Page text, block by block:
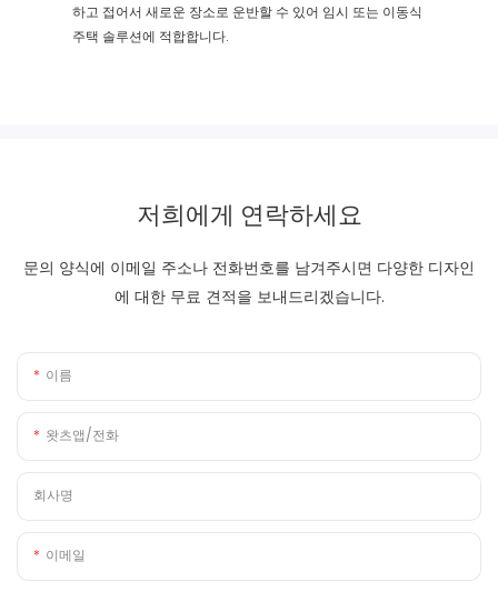
하고 접어서 새로운 장소로 운반할 수 있어 임시 또는 이동식
주택 솔루션에 적합합니다.
저희에게 연락하세요
문의 양식에 이메일 주소나 전화번호를 남겨주시면 다양한 디자인
에 대한 무료 견적을 보내드리겠습니다.
이름
왓츠앱/전화
회사명
이메일